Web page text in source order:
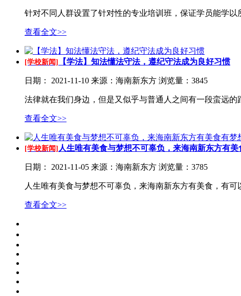
针对不同人群设置了针对性的专业培训班，保证学员能学
查看全文>>
[学校新闻] 【学法】知法懂法守法，遵纪守法成为良好习惯
日期： 2021-11-10 来源：海南新东方 浏览量：3845
法律就在我们身边，但是又似乎与普通人之间有一段蛮远
查看全文>>
[学校新闻] 人生唯有美食与梦想不可辜负，来海南新东方有美
日期： 2021-11-05 来源：海南新东方 浏览量：3785
人生唯有美食与梦想不可辜负，来海南新东方有美食，有
查看全文>>